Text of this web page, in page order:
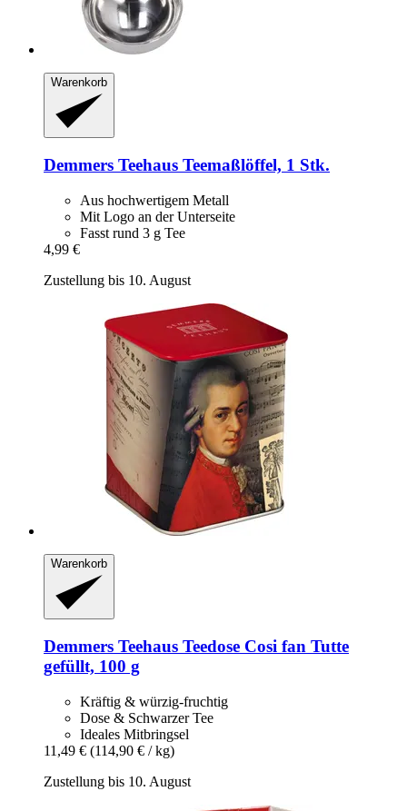
Warenkorb
Demmers Teehaus Teemaßlöffel, 1 Stk.
Aus hochwertigem Metall
Mit Logo an der Unterseite
Fasst rund 3 g Tee
4,99 €
Zustellung bis 10. August
Warenkorb
Demmers Teehaus Teedose Cosi fan Tutte
gefüllt, 100 g
Kräftig & würzig-fruchtig
Dose & Schwarzer Tee
Ideales Mitbringsel
11,49 € (114,90 € / kg)
Zustellung bis 10. August